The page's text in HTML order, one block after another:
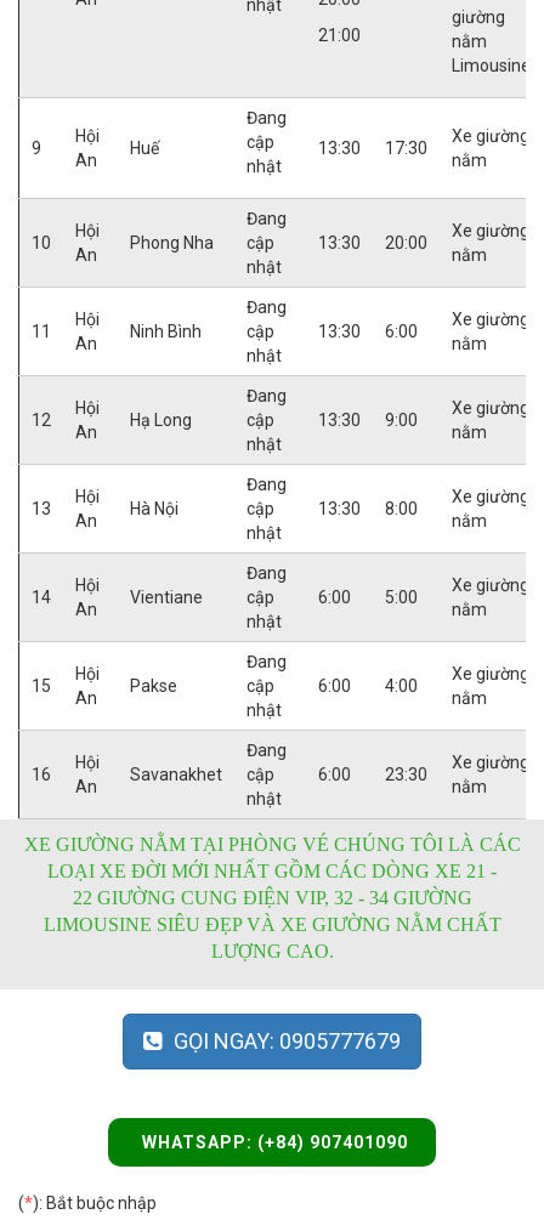
nhật
21:00
giường
nằm
Limousine
9
Hội
An
Huế
Đang
cập
nhật
13:30 17:30
Xe giường
nằm
10
Hội
An
Phong Nha
Đang
cập
nhật
13:30 20:00
Xe giường
nằm
11
Hội
An
Ninh Bình
Đang
cập
nhật
13:30 6:00
Xe giường
nằm
12
Hội
An
Hạ Long
Đang
cập
nhật
13:30 9:00
Xe giường
nằm
13
Hội
An
Hà Nội
Đang
cập
nhật
13:30 8:00
Xe giường
nằm
14
Hội
An
Vientiane
Đang
cập
nhật
6:00 5:00
Xe giường
nằm
15
Hội
An
Pakse
Đang
cập
nhật
6:00 4:00
Xe giường
nằm
16
Hội
An
Savanakhet
Đang
cập
nhật
6:00 23:30
Xe giường
nằm
XE GIƯỜNG NẰM TẠI PHÒNG VÉ CHÚNG TÔI LÀ CÁC
LOẠI XE ĐỜI MỚI NHẤT GỒM CÁC DÒNG XE 21 -
22 GIƯỜNG CUNG ĐIỆN VIP, 32 - 34 GIƯỜNG
LIMOUSINE SIÊU ĐẸP VÀ XE GIƯỜNG NẰM CHẤT
LƯỢNG CAO.
GỌI NGAY: 0905777679
WHATSAPP: (+84) 907401090
(*): Bắt buộc nhập